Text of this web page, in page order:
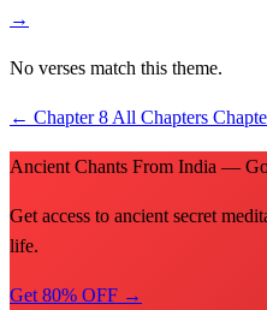
→
No verses match this theme.
← Chapter 8 All Chapters
Ancient Chants From India —
Get access to ancient secret
life.
Get 80% OFF →